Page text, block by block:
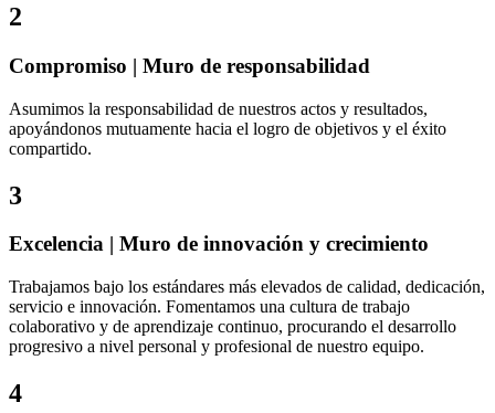
2
Compromiso | Muro de responsabilidad
Asumimos la responsabilidad de nuestros actos y resultados,
apoyándonos mutuamente hacia el logro de objetivos y el éxito
compartido.
3
Excelencia | Muro de innovación y crecimiento
Trabajamos bajo los estándares más elevados de calidad, dedicación,
servicio e innovación. Fomentamos una cultura de trabajo
colaborativo y de aprendizaje continuo, procurando el desarrollo
progresivo a nivel personal y profesional de nuestro equipo.
4